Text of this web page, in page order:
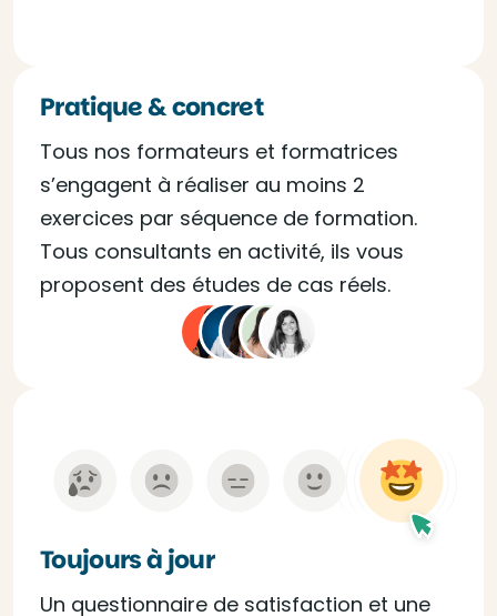
Pratique & concret
Tous nos formateurs et formatrices
s’engagent à réaliser au moins 2
exercices par séquence de formation.
Tous consultants en activité, ils vous
proposent des études de cas réels.
Toujours à jour
Un questionnaire de satisfaction et une